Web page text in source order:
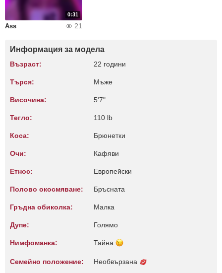
0:31
Ass 21
Информация за модела
Възраст: 22 години
Търся: Мъже
Височина: 5'7"
Тегло: 110 lb
Коса: Брюнетки
Очи: Кафяви
Етнос: Европейски
Полово окосмяване: Бръсната
Гръдна обиколка: Малкa
Дупе: Голямо
Нимфоманка: Тайна
Семейно положение: Необвързана